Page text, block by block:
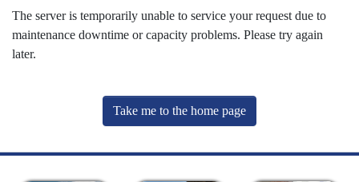
The server is temporarily unable to service your request due to
maintenance downtime or capacity problems. Please try again
later.
Take me to the home page